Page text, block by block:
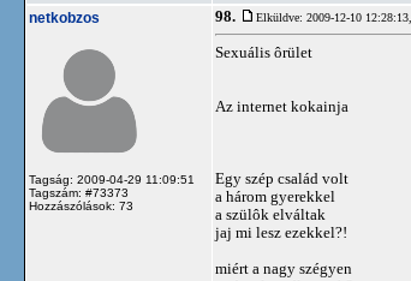
netkobzos
Tagság: 2009-04-29 11:09:51
Tagszám: #73373
Hozzászólások: 73
98. Elküldve: 2009-12-10 12:28:13,
Sexuális ôrület
Az internet kokainja
Egy szép család volt
a három gyerekkel
a szülôk elváltak
jaj mi lesz ezekkel?!
miért a nagy szégyen